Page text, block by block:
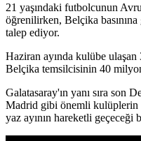
21 yaşındaki futbolcunun
öğrenilirken, Belçika
talep ediyor.
Haziran ayında kulübe
Belçika temsilcisinin 40
Galatasaray'ın yanı sıra
Madrid gibi önemli
yaz ayının hareketli geçeceği